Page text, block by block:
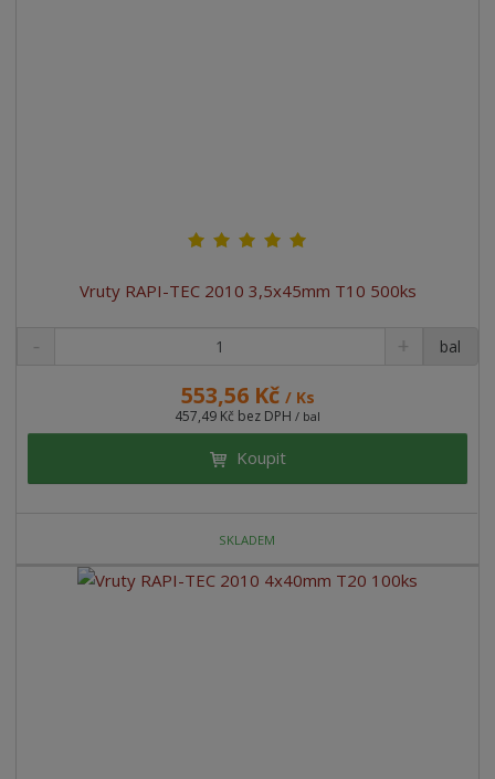
Vruty RAPI-TEC 2010 3,5x45mm T10 500ks
553,56 Kč / Ks
457,49 Kč bez DPH / bal
bal
Koupit
SKLADEM